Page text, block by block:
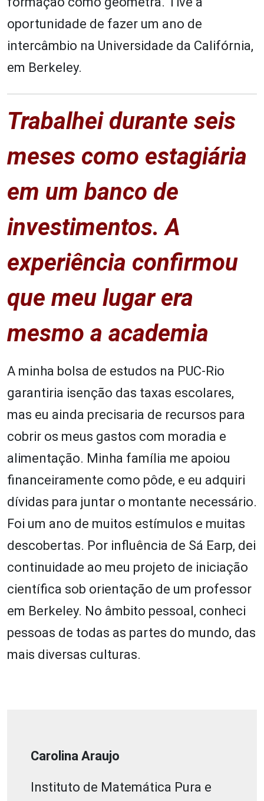
oportunidade de fazer um ano de
intercâmbio na Universidade da Califórnia,
em Berkeley.
Trabalhei durante seis
meses como estagiária
em um banco de
investimentos. A
experiência confirmou
que meu lugar era
mesmo a academia
A minha bolsa de estudos na PUC-Rio
garantiria isenção das taxas escolares,
mas eu ainda precisaria de recursos para
cobrir os meus gastos com moradia e
alimentação. Minha família me apoiou
financeiramente como pôde, e eu adquiri
dívidas para juntar o montante necessário.
Foi um ano de muitos estímulos e muitas
descobertas. Por influência de Sá Earp, dei
continuidade ao meu projeto de iniciação
científica sob orientação de um professor
em Berkeley. No âmbito pessoal, conheci
pessoas de todas as partes do mundo, das
mais diversas culturas.
Carolina Araujo
Instituto de Matemática Pura e